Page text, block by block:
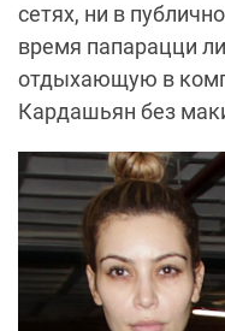
сетях, ни в
время папарацци
отдыхающую в
Кардашьян без